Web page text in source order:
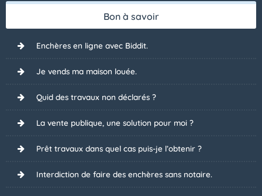
Bon à savoir
Enchères en ligne avec Biddit.
Je vends ma maison louée.
Quid des travaux non déclarés ?
La vente publique, une solution pour moi ?
Prêt travaux dans quel cas puis-je l’obtenir ?
Interdiction de faire des enchères sans notaire.